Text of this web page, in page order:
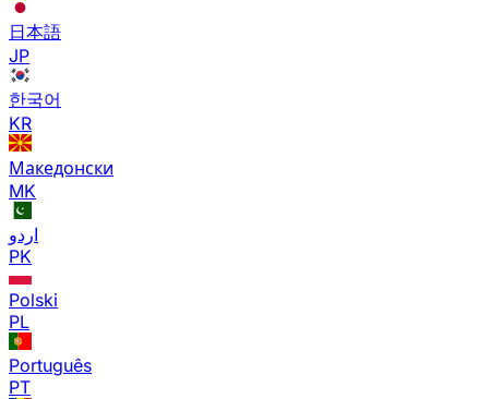
日本語
JP
한국어
KR
Македонски
MK
اردو
PK
Polski
PL
Português
PT